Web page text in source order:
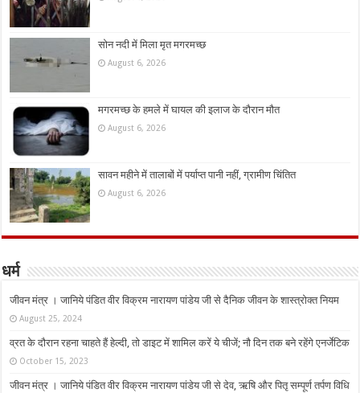
सोन नदी में मिला मृत मगरमच्छ
August 6, 2026
मगरमच्छ के हमले में घायल की इलाज के दौरान मौत
August 6, 2026
सावन महीने में तालाबों में पर्याप्त पानी नहीं, ग्रामीण चिंतित
August 6, 2026
धर्म
जीवन मंत्र । जानिये पंडित वीर विक्रम नारायण पांडेय जी से दैनिक जीवन के शास्त्रोक्त नियम
August 25, 2024
व्रत के दौरान रहना चाहते हैं हेल्दी, तो डाइट में शामिल करें ये चीजें; नौ दिन तक बने रहेंगे एनर्जेटिक
October 15, 2023
जीवन मंत्र । जानिये पंडित वीर विक्रम नारायण पांडेय जी से देव, ऋषि और पितृ सम्पूर्ण तर्पण विधि